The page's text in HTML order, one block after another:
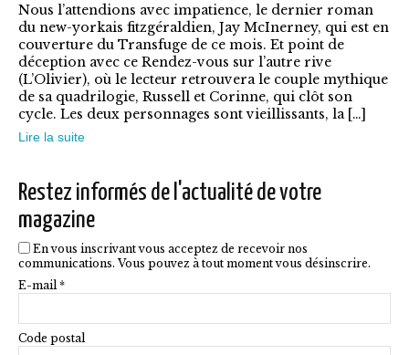
Les
options
peuvent
être
choisies
produit
Nous l’attendions avec impatience, le dernier roman
du new-yorkais fitzgéraldien, Jay McInerney, qui est en
couverture du Transfuge de ce mois. Et point de
déception avec ce Rendez-vous sur l’autre rive
(L’Olivier), où le lecteur retrouvera le couple mythique
de sa quadrilogie, Russell et Corinne, qui clôt son
cycle. Les deux personnages sont vieillissants, la […]
Lire la suite
Restez informés de l'actualité de votre
magazine
En vous inscrivant vous acceptez de recevoir nos
communications. Vous pouvez à tout moment vous désinscrire.
E-mail *
Code postal